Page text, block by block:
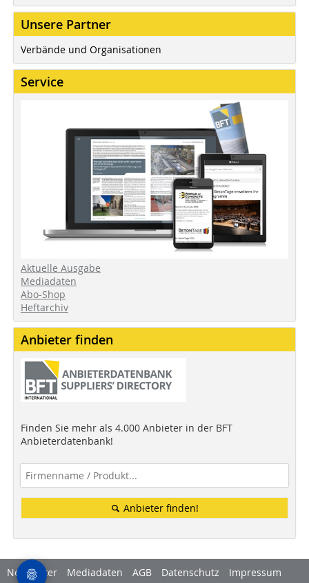
Unsere Partner
Verbände und Organisationen
Service
Aktuelle Ausgabe
Mediadaten
Abo-Shop
Heftarchiv
Anbieter finden
Finden Sie mehr als 4.000 Anbieter in der BFT
Anbieterdatenbank!
Anbieter finden!
Newsletter Mediadaten AGB Datenschutz Impressum